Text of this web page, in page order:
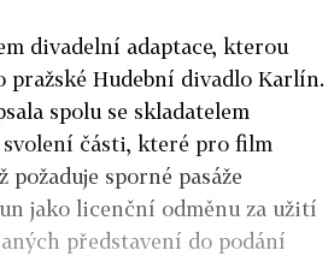
divadelní adaptace, kterou
pražské Hudební divadlo Karlín.
spolu se skladatelem
svolení části, které pro film
sporné pasáže
jako licenční odměnu za užití
představení do podání